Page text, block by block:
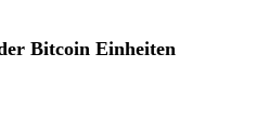
Bitcoin Einheiten